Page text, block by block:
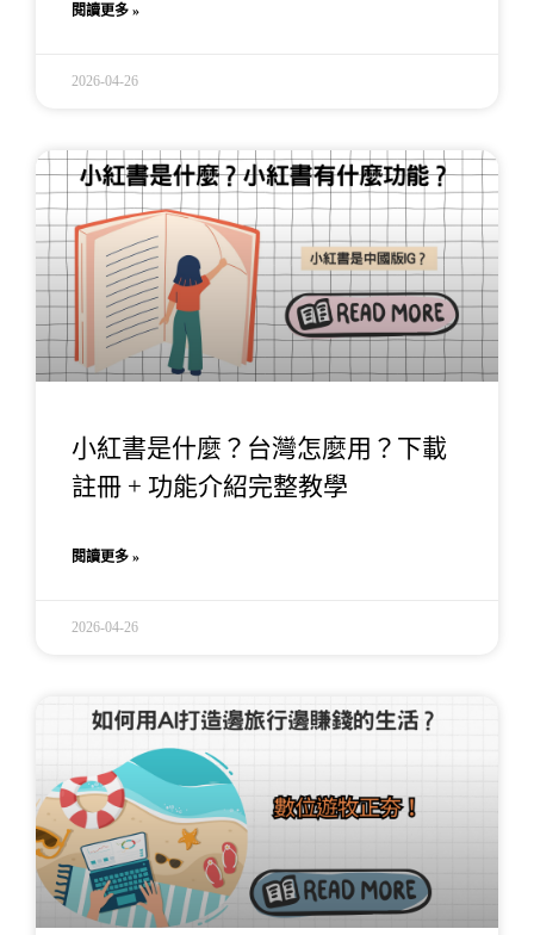
閱讀更多 »
2026-04-26
小紅書是什麼？台灣怎麼用？下載
註冊 + 功能介紹完整教學
閱讀更多 »
2026-04-26